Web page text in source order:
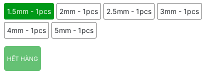
1.5mm - 1pcs
2mm - 1pcs 2.5mm - 1pcs 3mm - 1pcs
4mm - 1pcs 5mm - 1pcs
HẾT HÀNG